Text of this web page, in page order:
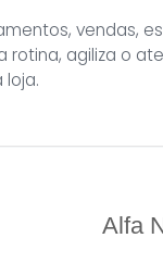
vendas,
rotina, agiliza o
Alfa